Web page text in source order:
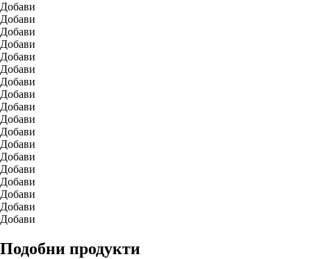
Добави
Добави
Добави
Добави
Добави
Добави
Добави
Добави
Добави
Добави
Добави
Добави
Добави
Добави
Добави
Добави
Добави
Добави
Подобни продукти